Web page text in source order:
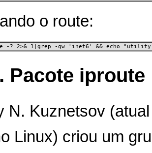
o route:
-? 2>& 1|grep -qw 'inet6' && echo
Pacote iproute
N. Kuznetsov
Linux) criou um